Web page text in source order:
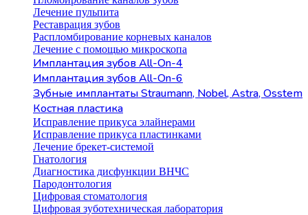
Лечение пульпита
Реставрация зубов
Распломбирование корневых каналов
Лечение с помощью микроскопа
Имплантация зубов All-On-4
Имплантация зубов All-On-6
Зубные имплантаты Straumann, Nobel, Astra, Osstem
Костная пластика
Исправление прикуса элайнерами
Исправление прикуса пластинками
Лечение брекет-системой
Гнатология
Диагностика дисфункции ВНЧС
Пародонтология
Цифровая стоматология
Цифровая зуботехническая лаборатория